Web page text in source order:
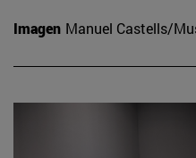
Imagen Manuel Castells/